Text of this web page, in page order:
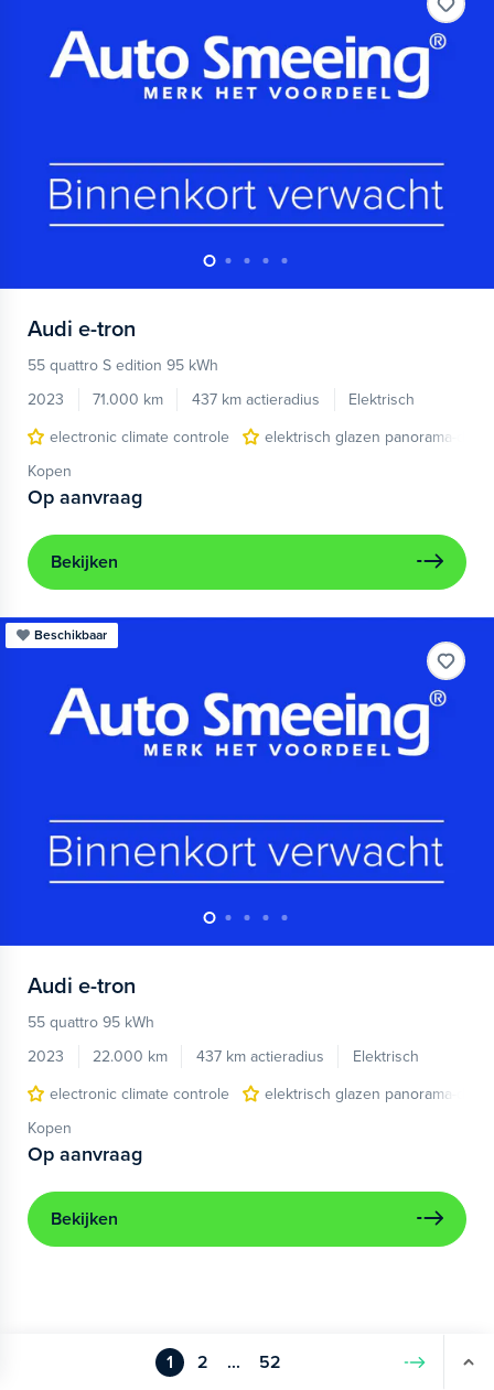
Audi e-tron
55 quattro S edition 95 kWh
2023
71.000 km 437 km actieradius
Elektrisch
electronic climate controle
elektrisch glazen panorama-dak
Kopen
Op aanvraag
Bekijken
Beschikbaar
Audi e-tron
55 quattro 95 kWh
2023
22.000 km 437 km actieradius
Elektrisch
electronic climate controle
elektrisch glazen panorama-dak
Kopen
Op aanvraag
Bekijken
1 2 ... 52 Volgende